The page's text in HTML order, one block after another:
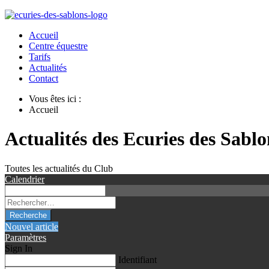
Accueil
Centre équestre
Tarifs
Actualités
Contact
Vous êtes ici :
Accueil
Actualités des Ecuries des
Toutes les actualités du Club
Calendrier
Recherche
Nouvel article
Paramètres
Sign In
Identifiant